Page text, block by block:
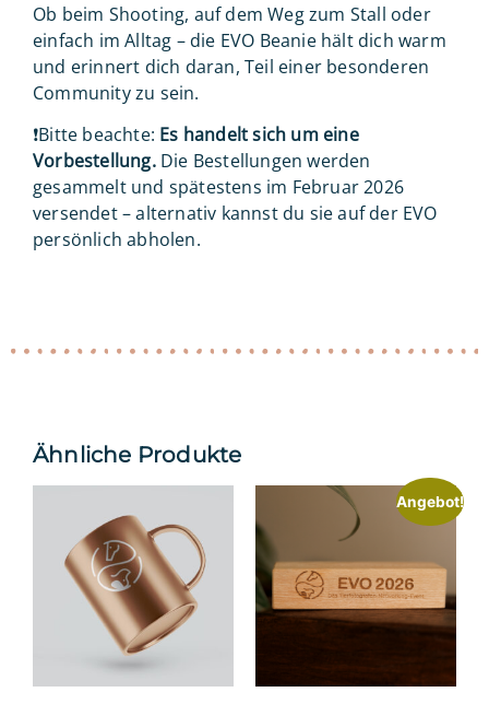
Ob beim Shooting, auf dem Weg zum Stall oder
einfach im Alltag – die EVO Beanie hält dich warm
und erinnert dich daran, Teil einer besonderen
Community zu sein.
❗️Bitte beachte: Es handelt sich um eine
Vorbestellung.Die Bestellungen werden
gesammelt und spätestens im Februar 2026
versendet – alternativ kannst du sie auf der EVO
persönlich abholen.
Ähnliche Produkte
Angebot!